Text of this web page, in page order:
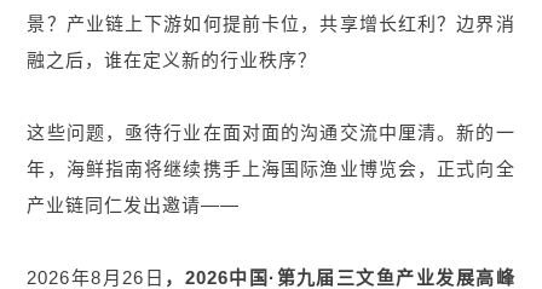
景？产业链上下游如何提前卡位，共享增长红利？边界消
融之后，谁在定义新的行业秩序？
这些问题，亟待行业在面对面的沟通交流中厘清。新的一
年，海鲜指南将继续携手上海国际渔业博览会，正式向全
产业链同仁发出邀请——
2026年8月26日 ，2026中国·第九届三文鱼产业发展高峰